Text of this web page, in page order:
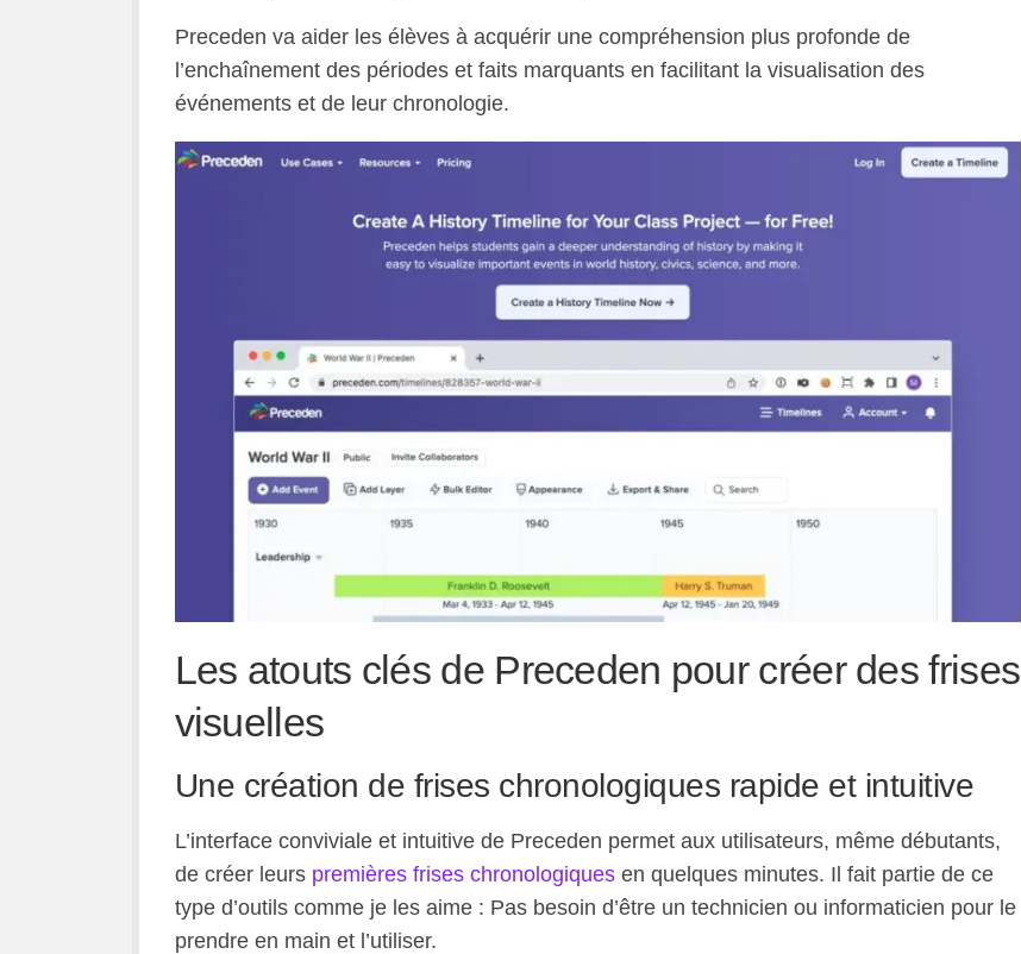
Preceden va aider les élèves à acquérir une compréhension plus profonde de
l’enchaînement des périodes et faits marquants en facilitant la visualisation des
événements et de leur chronologie.
Les atouts clés de Preceden pour créer des frises
visuelles
Une création de frises chronologiques rapide et intuitive
L’interface conviviale et intuitive de Preceden permet aux utilisateurs, même débutants,
de créer leurs premières frises chronologiquesen quelques minutes. Il fait partie de ce
type d’outils comme je les aime : Pas besoin d’être un technicien ou informaticien pour le
prendre en main et l’utiliser.